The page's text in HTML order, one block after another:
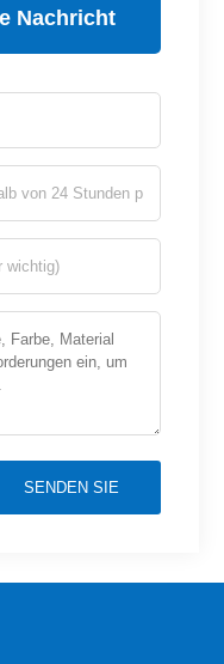
Nachricht
SENDEN SIE